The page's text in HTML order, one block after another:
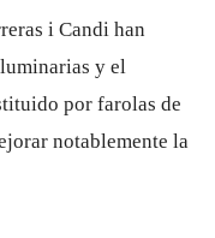
i Candi han
y el
por farolas de
notablemente la